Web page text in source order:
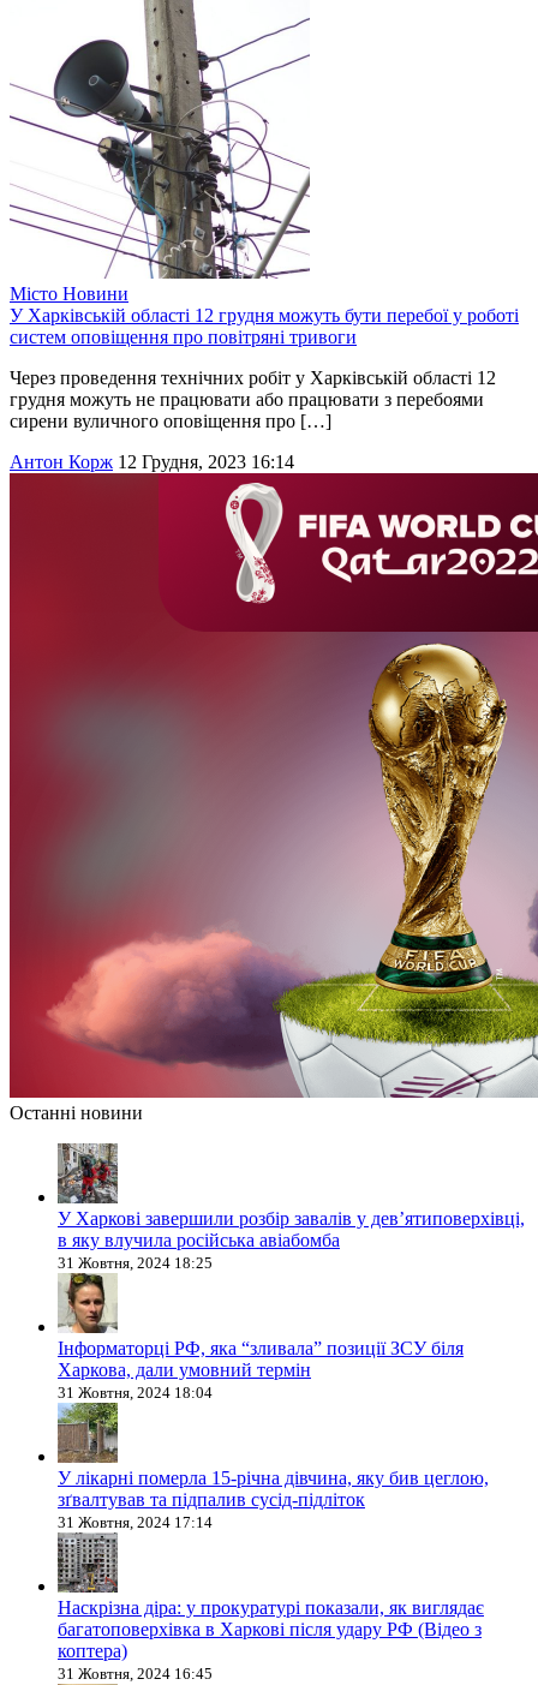
Місто Новини
У Харківській області 12 грудня можуть бути перебої у роботі
систем оповіщення про повітряні тривоги
Через проведення технічних робіт у Харківській області 12
грудня можуть не працювати або працювати з перебоями
сирени вуличного оповіщення про […]
Антон Корж 12 Грудня, 2023 16:14
Останні новини
У Харкові завершили розбір завалів у дев’ятиповерхівці,
в яку влучила російська авіабомба
31 Жовтня, 2024 18:25
Інформаторці РФ, яка “зливала” позиції ЗСУ біля
Харкова, дали умовний термін
31 Жовтня, 2024 18:04
У лікарні померла 15-річна дівчина, яку бив цеглою,
зґвалтував та підпалив сусід-підліток
31 Жовтня, 2024 17:14
Наскрізна діра: у прокуратурі показали, як виглядає
багатоповерхівка в Харкові після удару РФ (Відео з
коптера)
31 Жовтня, 2024 16:45